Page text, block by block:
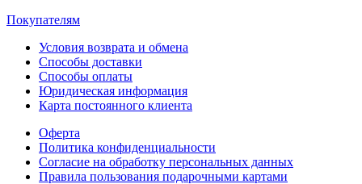
Покупателям
Условия возврата и обмена
Способы доставки
Способы оплаты
Юридическая информация
Карта постоянного клиента
Оферта
Политика конфиденциальности
Согласие на обработку персональных данных
Правила пользования подарочными картами